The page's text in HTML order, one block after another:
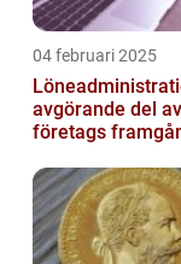
04 februari 2025
avgörande del av
företags